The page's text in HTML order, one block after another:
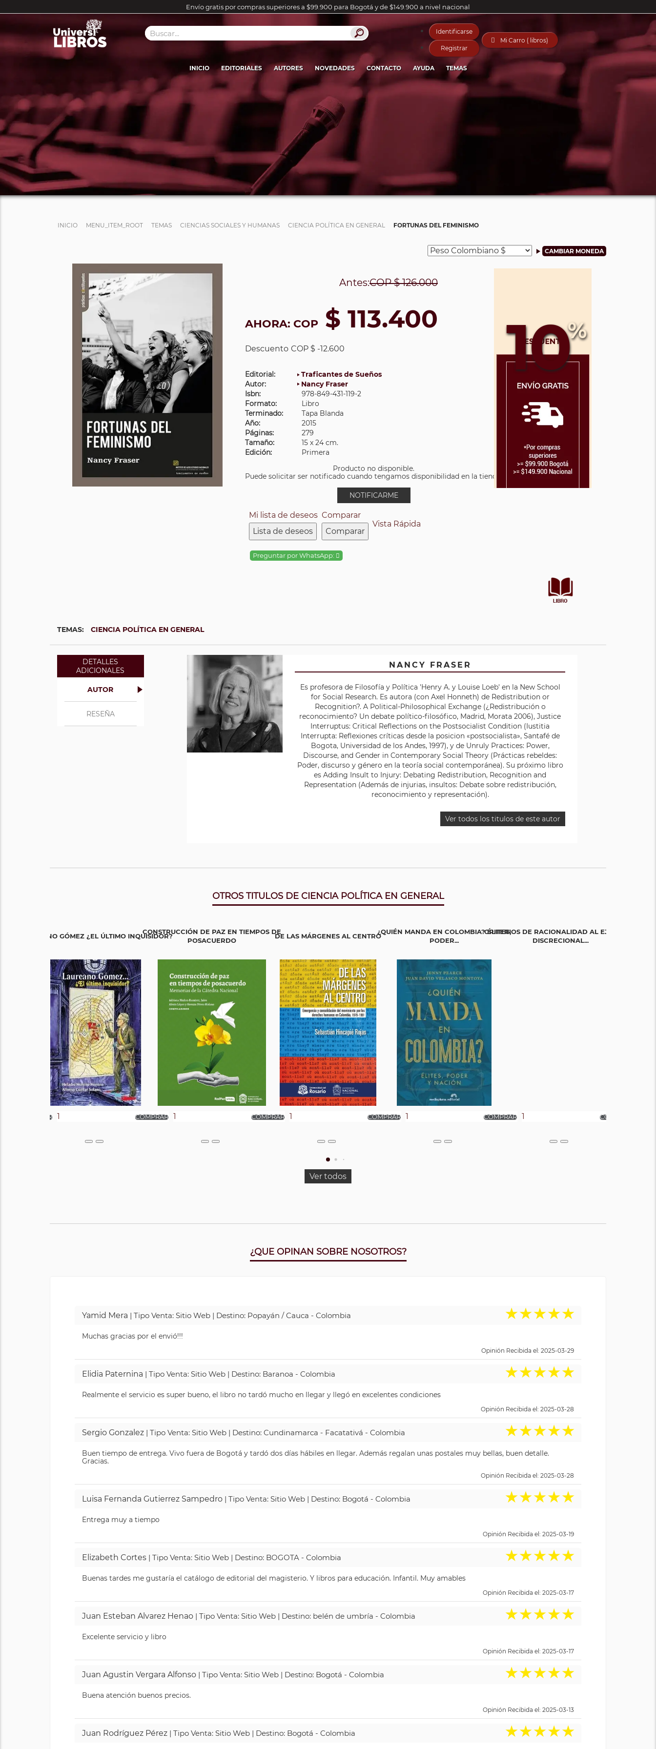
Envío gratis por compras superiores a $99.900 para Bogotá y de $149.900 a nivel nacional
Identificarse
Registrar
 Mi Carro ( libros)
INICIO EDITORIALES AUTORES NOVEDADES CONTACTO AYUDA TEMAS
INICIO MENU_ITEM_ROOT TEMAS CIENCIAS SOCIALES Y HUMANAS CIENCIA POLÍTICA EN GENERAL FORTUNAS DEL FEMINISMO
10%
Antes:COP$ 126.000
AHORA: COP $ 113.400
Descuento COP $ -12.600
Editorial:
Traficantes de Sueños
Autor:
Nancy Fraser
Isbn:
978-849-431-119-2
Formato:
Libro
Terminado:
Tapa Blanda
Año:
2015
Páginas:
279
Tamaño:
15 x 24 cm.
Edición:
Primera
Producto no disponible.
Puede solicitar ser notificado cuando tengamos disponibilidad en la tienda.
NOTIFICARME
Mi lista de deseos
Lista de deseos
Comparar
Comparar
Vista Rápida
Preguntar por WhatsApp:
TEMAS: CIENCIA POLÍTICA EN GENERAL
DETALLES
ADICIONALES
AUTOR
RESEÑA
NANCY FRASER
Es profesora de Filosofía y Política 'Henry A. y Louise Loeb' en la New School
for Social Research. Es autora (con Axel Honneth) de Redistribution or
Recognition?. A Political-Philosophical Exchange (¿Redistribución o
reconocimiento? Un debate político-filosófico, Madrid, Morata 2006), Justice
Interruptus: Critical Reflections on the Postsocialist Condition (Iustitia
Interrupta: Reflexiones críticas desde la posicion «postsocialista», Santafé de
Bogota, Universidad de los Andes, 1997), y de Unruly Practices: Power,
Discourse, and Gender in Contemporary Social Theory (Prácticas rebeldes:
Poder, discurso y género en la teoría social contemporánea). Su próximo libro
es Adding Insult to Injury: Debating Redistribution, Recognition and
Representation (Además de injurias, insultos: Debate sobre redistribución,
reconocimiento y representación).
Ver todos los titulos de este autor
OTROS TITULOS DE CIENCIA POLÍTICA EN GENERAL
LAUREANO GÓMEZ ¿EL ÚLTIMO INQUISIDOR?
CONSTRUCCIÓN DE PAZ EN TIEMPOS DE
POSACUERDO
DE LAS MÁRGENES AL CENTRO
¿QUIÉN MANDA EN COLOMBIA? ÉLITES,
PODER...
CRITERIOS DE RACIONALIDAD AL EJERCICIO
DISCRECIONAL...
Ver todos
¿QUE OPINAN SOBRE NOSOTROS?
Yamid Mera | Tipo Venta: Sitio Web | Destino: Popayán / Cauca - Colombia ★★★★★
Muchas gracias por el envió!!!
Opinión Recibida el: 2025-03-29
Elidia Paternina | Tipo Venta: Sitio Web | Destino: Baranoa - Colombia ★★★★★
Realmente el servicio es super bueno, el libro no tardó mucho en llegar y llegó en excelentes condiciones
Opinión Recibida el: 2025-03-28
Sergio Gonzalez | Tipo Venta: Sitio Web | Destino: Cundinamarca - Facatativá - Colombia ★★★★★
Buen tiempo de entrega. Vivo fuera de Bogotá y tardó dos días hábiles en llegar. Además regalan unas postales muy bellas, buen detalle.
Gracias.
Opinión Recibida el: 2025-03-28
Luisa Fernanda Gutierrez Sampedro | Tipo Venta: Sitio Web | Destino: Bogotá - Colombia ★★★★★
Entrega muy a tiempo
Opinión Recibida el: 2025-03-19
Elizabeth Cortes | Tipo Venta: Sitio Web | Destino: BOGOTA - Colombia ★★★★★
Buenas tardes me gustaría el catálogo de editorial del magisterio. Y libros para educación. Infantil. Muy amables
Opinión Recibida el: 2025-03-17
Juan Esteban Alvarez Henao | Tipo Venta: Sitio Web | Destino: belén de umbría - Colombia ★★★★★
Excelente servicio y libro
Opinión Recibida el: 2025-03-17
Juan Agustin Vergara Alfonso | Tipo Venta: Sitio Web | Destino: Bogotá - Colombia ★★★★★
Buena atención buenos precios.
Opinión Recibida el: 2025-03-13
Juan Rodríguez Pérez | Tipo Venta: Sitio Web | Destino: Bogotá - Colombia ★★★★★